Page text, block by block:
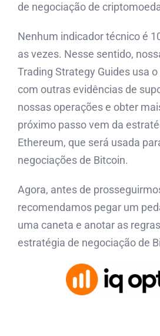
de negociação de
Nenhum indicador técnico é
as vezes. Nesse sentido,
Trading Strategy Guides usa
com outras evidências de
nossas operações e obter
próximo passo vem da
Ethereum, que será usada
negociações de Bitcoin.
Agora, antes de
recomendamos pegar um
uma caneta e anotar as
estratégia de negociação de